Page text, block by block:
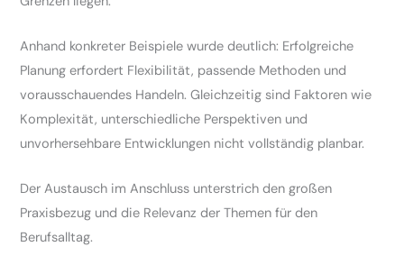
Anhand konkreter Beispiele wurde deutlich: Erfolgreiche
Planung erfordert Flexibilität, passende Methoden und
vorausschauendes Handeln. Gleichzeitig sind Faktoren wie
Komplexität, unterschiedliche Perspektiven und
unvorhersehbare Entwicklungen nicht vollständig planbar.
Der Austausch im Anschluss unterstrich den großen
Praxisbezug und die Relevanz der Themen für den
Berufsalltag.